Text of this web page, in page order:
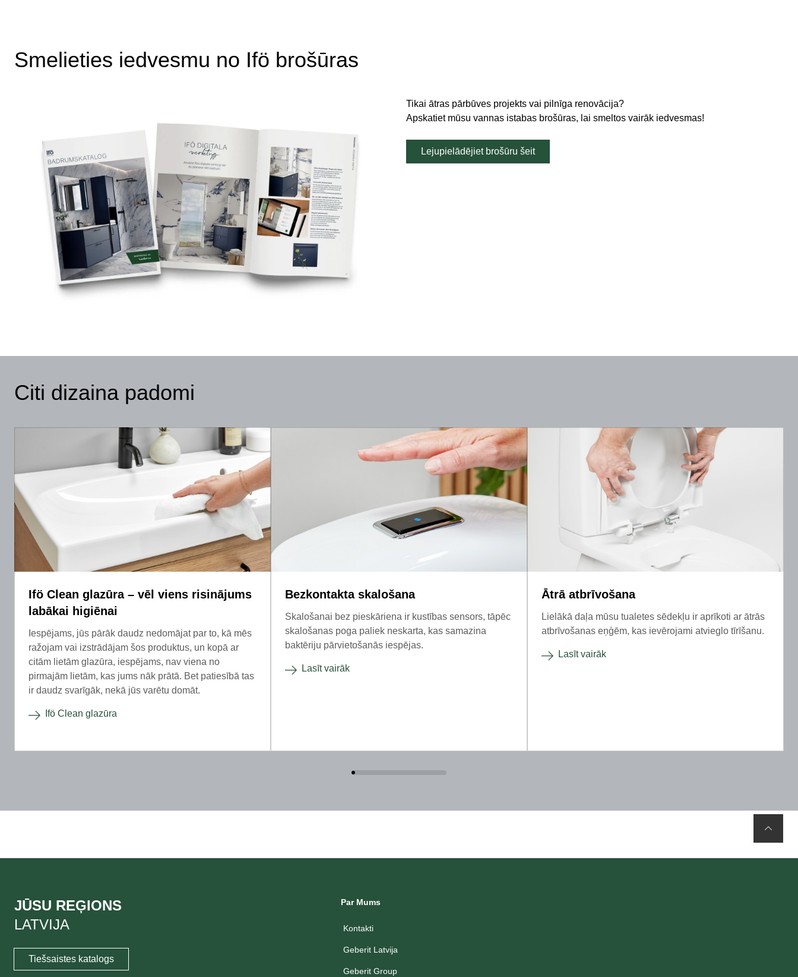
Smelieties iedvesmu no Ifö brošūras
Tikai ātras pārbūves projekts vai pilnīga renovācija?
Apskatiet mūsu vannas istabas brošūras, lai smeltos vairāk iedvesmas!
Lejupielādējiet brošūru šeit
Citi dizaina padomi
Ifö Clean glazūra – vēl viens risinājums
labākai higiēnai
Iespējams, jūs pārāk daudz nedomājat par to, kā mēs
ražojam vai izstrādājam šos produktus, un kopā ar
citām lietām glazūra, iespējams, nav viena no
pirmajām lietām, kas jums nāk prātā. Bet patiesībā tas
ir daudz svarīgāk, nekā jūs varētu domāt.
Ifö Clean glazūra
Bezkontakta skalošana
Skalošanai bez pieskāriena ir kustības sensors, tāpēc
skalošanas poga paliek neskarta, kas samazina
baktēriju pārvietošanās iespējas.
Lasīt vairāk
Ātrā atbrīvošana
Lielākā daļa mūsu tualetes sēdekļu ir aprīkoti ar ātrās
atbrīvošanas eņģēm, kas ievērojami atvieglo tīrīšanu.
Lasīt vairāk
JŪSU REĢIONS
LATVIJA
Tiešsaistes katalogs
Par Mums
Kontakti
Geberit Latvija
Geberit Group